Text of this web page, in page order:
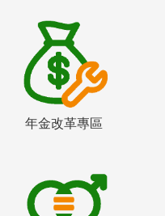
年金改革專區